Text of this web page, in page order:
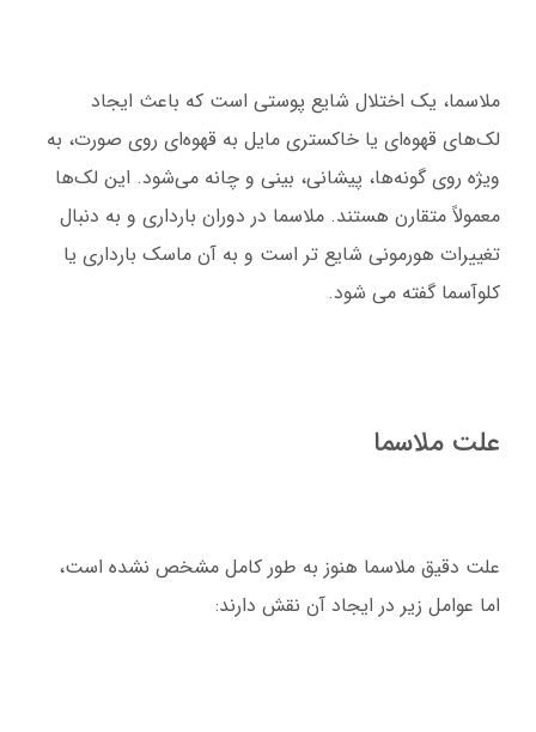
ملاسما، یک اختلال شایع پوستی است که باعث ایجاد
لک‌های قهوه‌ای یا خاکستری مایل به قهوه‌ای روی صورت، به
ویژه روی گونه‌ها، پیشانی، بینی و چانه می‌شود. این لک‌ها
معمولاً متقارن هستند. ملاسما در دوران بارداری و به دنبال
تغییرات هورمونی شایع تر است و به آن ماسک بارداری یا
کلوآسما گفته می شود.
علت ملاسما
علت دقیق ملاسما هنوز به طور کامل مشخص نشده است،
اما عوامل زیر در ایجاد آن نقش دارند: